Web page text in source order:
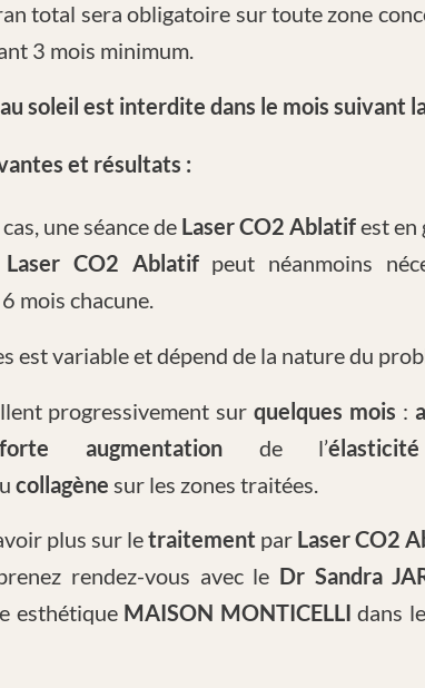
total sera obligatoire sur toute zone
3 mois minimum.
soleil est interdite dans le mois suivant
et résultats :
une séance de Laser CO2 Ablatifest en
Laser CO2 Ablatifpeut néanmoins
mois chacune.
est variable et dépend de la nature du
progressivement surquelques mois :
forte augmentationde l’élasticité
collagène sur les zones traitées.
plus sur letraitement par Laser CO2
rendez-vous avec le Dr Sandra
esthétique MAISON MONTICELLI dans